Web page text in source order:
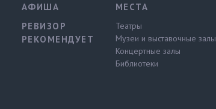
АФИША
РЕВИЗОР
РЕКОМЕНДУЕТ
МЕСТА
Театры
Музеи и выставочные залы
Концертные залы
Библиотеки